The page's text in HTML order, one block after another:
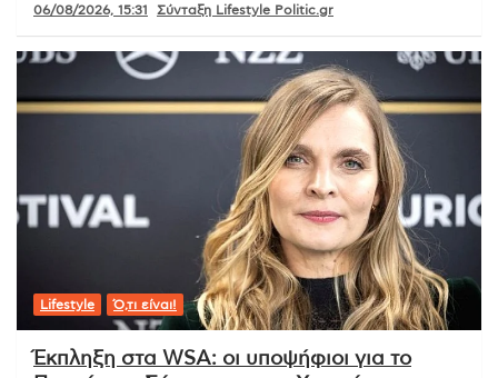
06/08/2026, 15:31 Σύνταξη Lifestyle Politic.gr
Lifestyle Ό,τι είναι!
Έκπληξη στα WSA: οι υποψήφιοι για το